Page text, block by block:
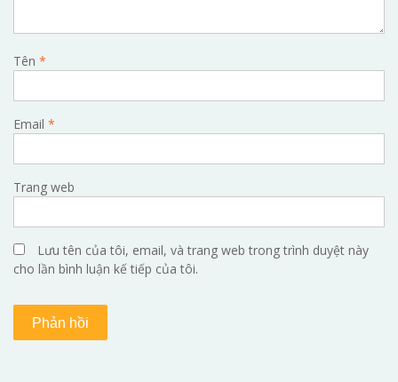
Tên *
Email *
Trang web
Lưu tên của tôi, email, và trang web trong trình duyệt này
cho lần bình luận kế tiếp của tôi.